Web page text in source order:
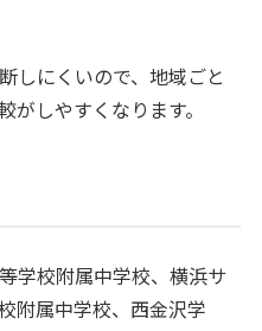
しにくいので、地域ごと
がしやすくなります。
学校附属中学校、横浜サ
附属中学校、西金沢学